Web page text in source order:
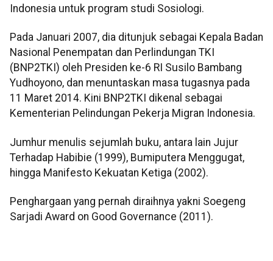
Indonesia untuk program studi Sosiologi.
Pada Januari 2007, dia ditunjuk sebagai Kepala Badan
Nasional Penempatan dan Perlindungan TKI
(BNP2TKI) oleh Presiden ke-6 RI Susilo Bambang
Yudhoyono, dan menuntaskan masa tugasnya pada
11 Maret 2014. Kini BNP2TKI dikenal sebagai
Kementerian Pelindungan Pekerja Migran Indonesia.
Jumhur menulis sejumlah buku, antara lain Jujur
Terhadap Habibie (1999), Bumiputera Menggugat,
hingga Manifesto Kekuatan Ketiga (2002).
Penghargaan yang pernah diraihnya yakni Soegeng
Sarjadi Award on Good Governance (2011).